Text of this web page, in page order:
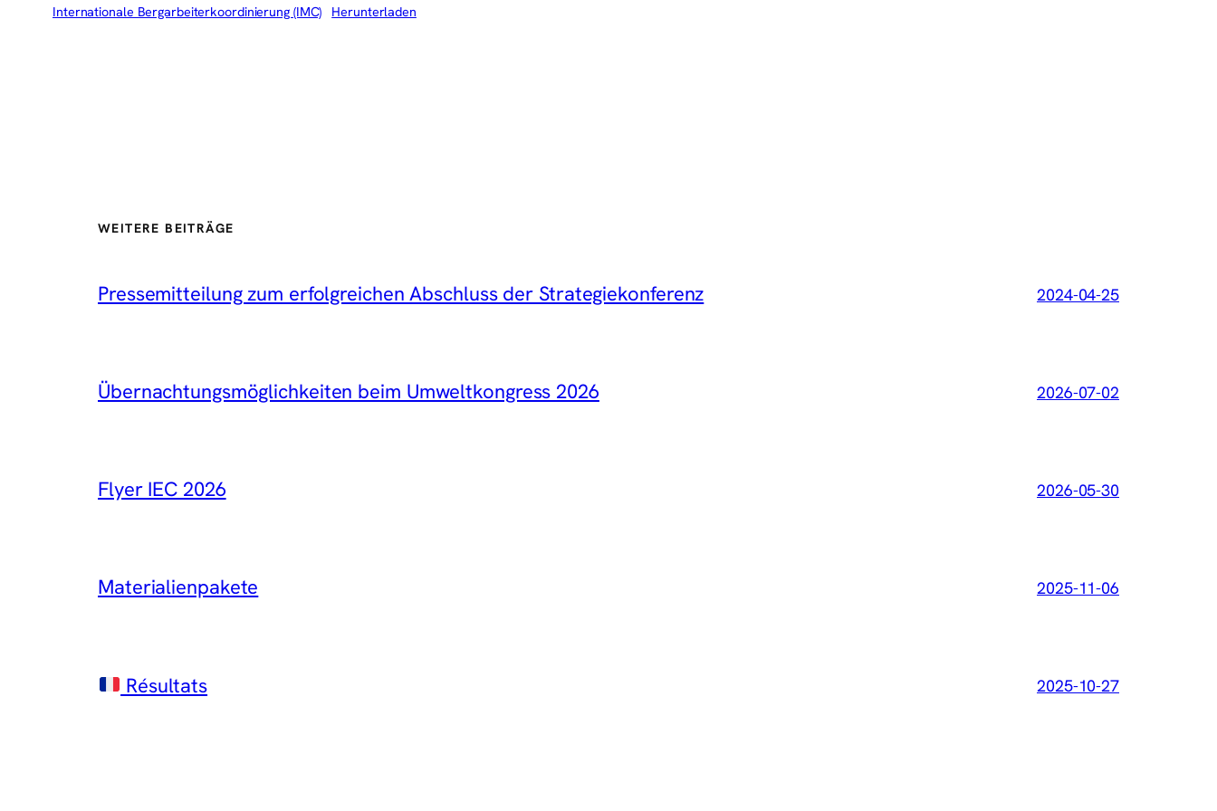
Internationale Bergarbeiterkoordinierung (IMC) Herunterladen
WEITERE BEITRÄGE
Pressemitteilung zum erfolgreichen Abschluss der Strategiekonferenz 2024-04-25
Übernachtungsmöglichkeiten beim Umweltkongress 2026 2026-07-02
Flyer IEC 2026 2026-05-30
Materialienpakete 2025-11-06
Résultats 2025-10-27